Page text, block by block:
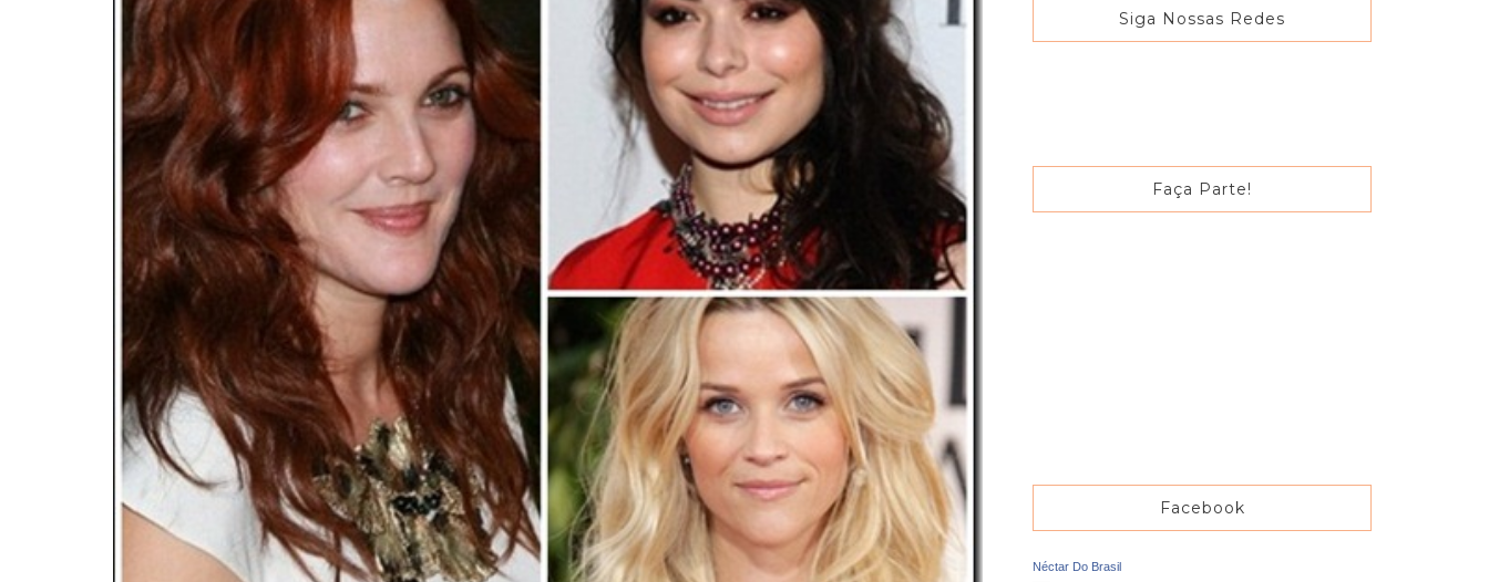
Siga Nossas Redes
Faça Parte!
Facebook
Néctar Do Brasil